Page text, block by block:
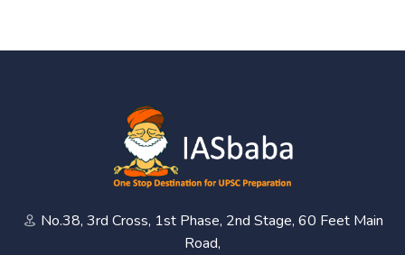
No.38, 3rd Cross, 1st Phase, 2nd Stage, 60 Feet Main
Road,